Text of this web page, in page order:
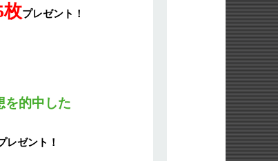
枚プレゼント！
を的中した
レゼント！